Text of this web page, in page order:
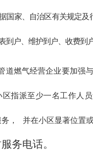
国家、自治区有关规定及
到户、维护到户、收费到
道燃气经营企业要加强
指派至少一名工作人员
， 并在小区显著位置
务电话。